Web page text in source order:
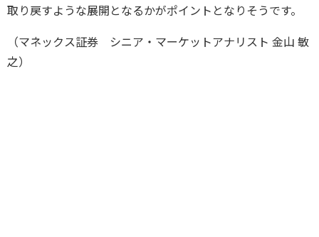
取り戻すような展開となるかがポイントとなりそうです。
（マネックス証券 シニア・マーケットアナリスト 金山 敏
之）